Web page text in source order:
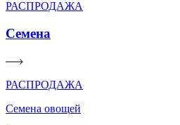
РАСПРОДАЖА
Семена
РАСПРОДАЖА
Семена овощей